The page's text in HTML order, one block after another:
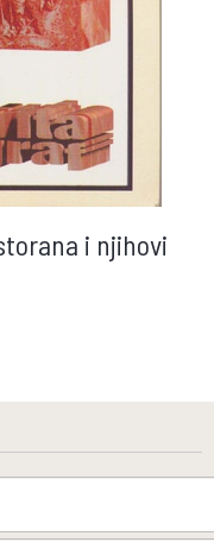
i njihovi